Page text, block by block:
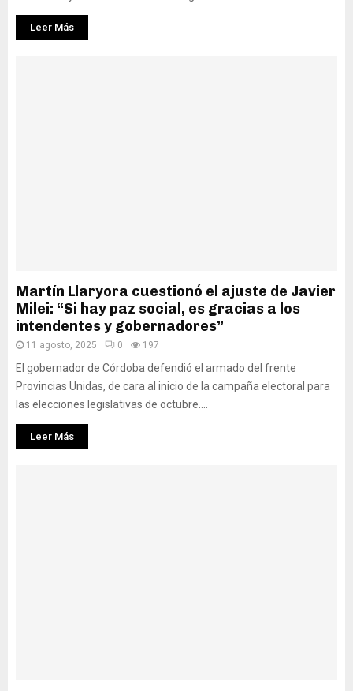
Leer Más
Martín Llaryora cuestionó el ajuste de Javier
Milei: “Si hay paz social, es gracias a los
intendentes y gobernadores”
11 agosto, 2025 0 197
El gobernador de Córdoba defendió el armado del frente
Provincias Unidas, de cara al inicio de la campaña electoral para
las elecciones legislativas de octubre....
Leer Más